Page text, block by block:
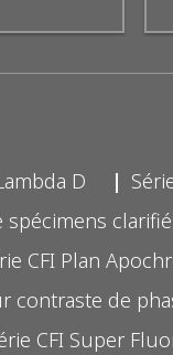
D
CFI Plan
contraste de
CFI Super